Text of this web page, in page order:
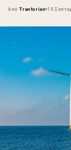
ΑπόTrantorian 19